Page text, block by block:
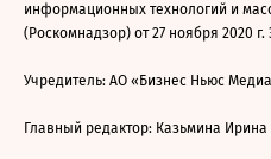
информационных технологий и
(Роскомнадзор) от 27 ноября 2020
Учредитель: АО «Бизнес Ньюс
Главный редактор: Казьмина Ирина